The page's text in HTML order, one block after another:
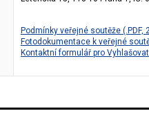
Podmínky veřejné soutěže (.PDF,
Fotodokumentace k veřejné
Kontaktní formulář pro